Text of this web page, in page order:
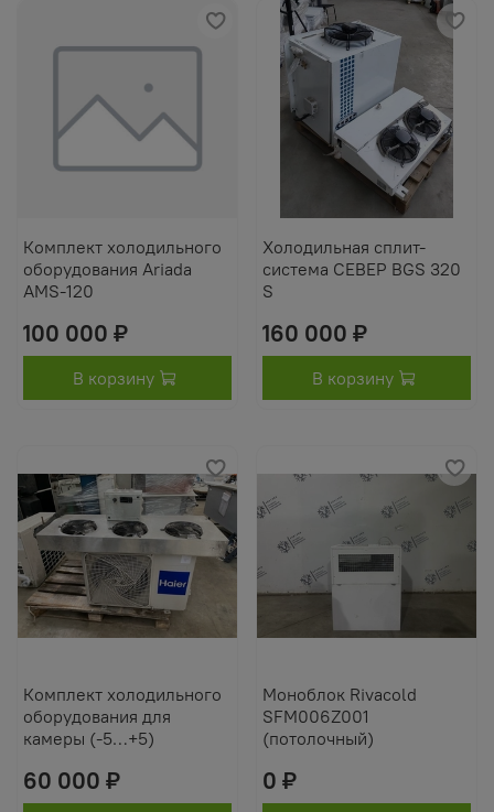
Комплект холодильного
оборудования Ariada
AMS-120
100 000 ₽
В корзину
Холодильная сплит-
система СЕВЕР BGS 320
S
160 000 ₽
В корзину
Комплект холодильного
оборудования для
камеры (-5…+5)
60 000 ₽
Моноблок Rivacold
SFM006Z001
(потолочный)
0 ₽